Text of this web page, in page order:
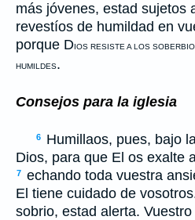
más jóvenes, estad sujetos
revestíos de humildad en
porque DIOS RESISTE A LOS
HUMILDES.
Consejos para la iglesia
6
Humillaos, pues, bajo
Dios, para que El os exalte
7 echando toda vuestra
El tiene cuidado de
sobrio, estad alerta.